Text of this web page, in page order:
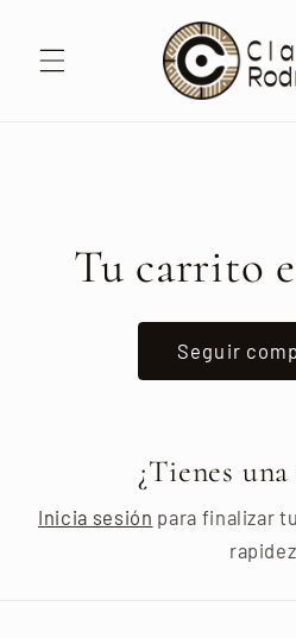
al contenido
Tu carrito
Seguir
¿Tienes
Inicia sesión para finalizar